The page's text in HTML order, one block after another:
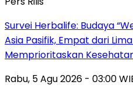
Survei Herbalife: Budaya
Asia Pasifik, Empat dari
Memprioritaskan
Rabu, 5 Agu 2026 - 03:00